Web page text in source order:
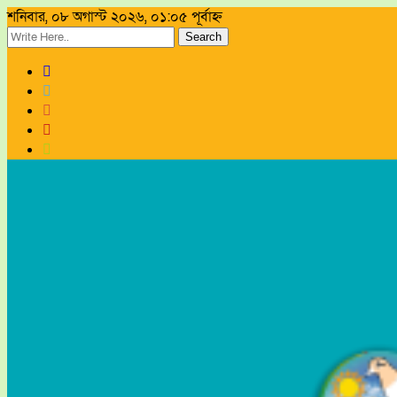
শনিবার, ০৮ অগাস্ট ২০২৬, ০১:০৫ পূর্বাহ্ন
Search